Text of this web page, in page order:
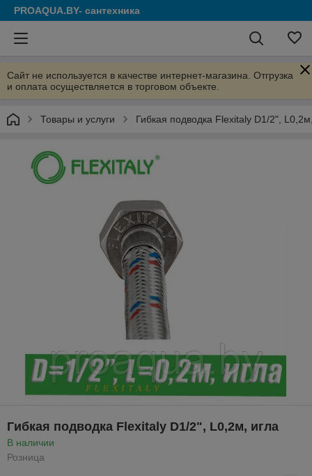
PROAQUA.BY- сантехника
Сайт не используется в качестве интернет-магазина. Отгрузка
и оплата осуществляется в торговом объекте.
Товары и услуги Гибкая подводка Flexitaly D1/2",
Гибкая подводка Flexitaly D1/2", L0,2м, игла
В наличии
Розница